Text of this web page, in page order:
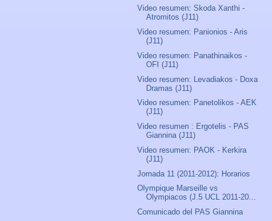
Video resumen: Skoda Xanthi -
Atromitos (J11)
Video resumen: Panionios - Aris
(J11)
Video resumen: Panathinaikos -
OFI (J11)
Video resumen: Levadiakos - Doxa
Dramas (J11)
Video resumen: Panetolikos - AEK
(J11)
Video resumen : Ergotelis - PAS
Giannina (J11)
Video resumen: PAOK - Kerkira
(J11)
Jornada 11 (2011-2012): Horarios
Olympique Marseille vs
Olympiacos (J.5 UCL 2011-20...
Comunicado del PAS Giannina